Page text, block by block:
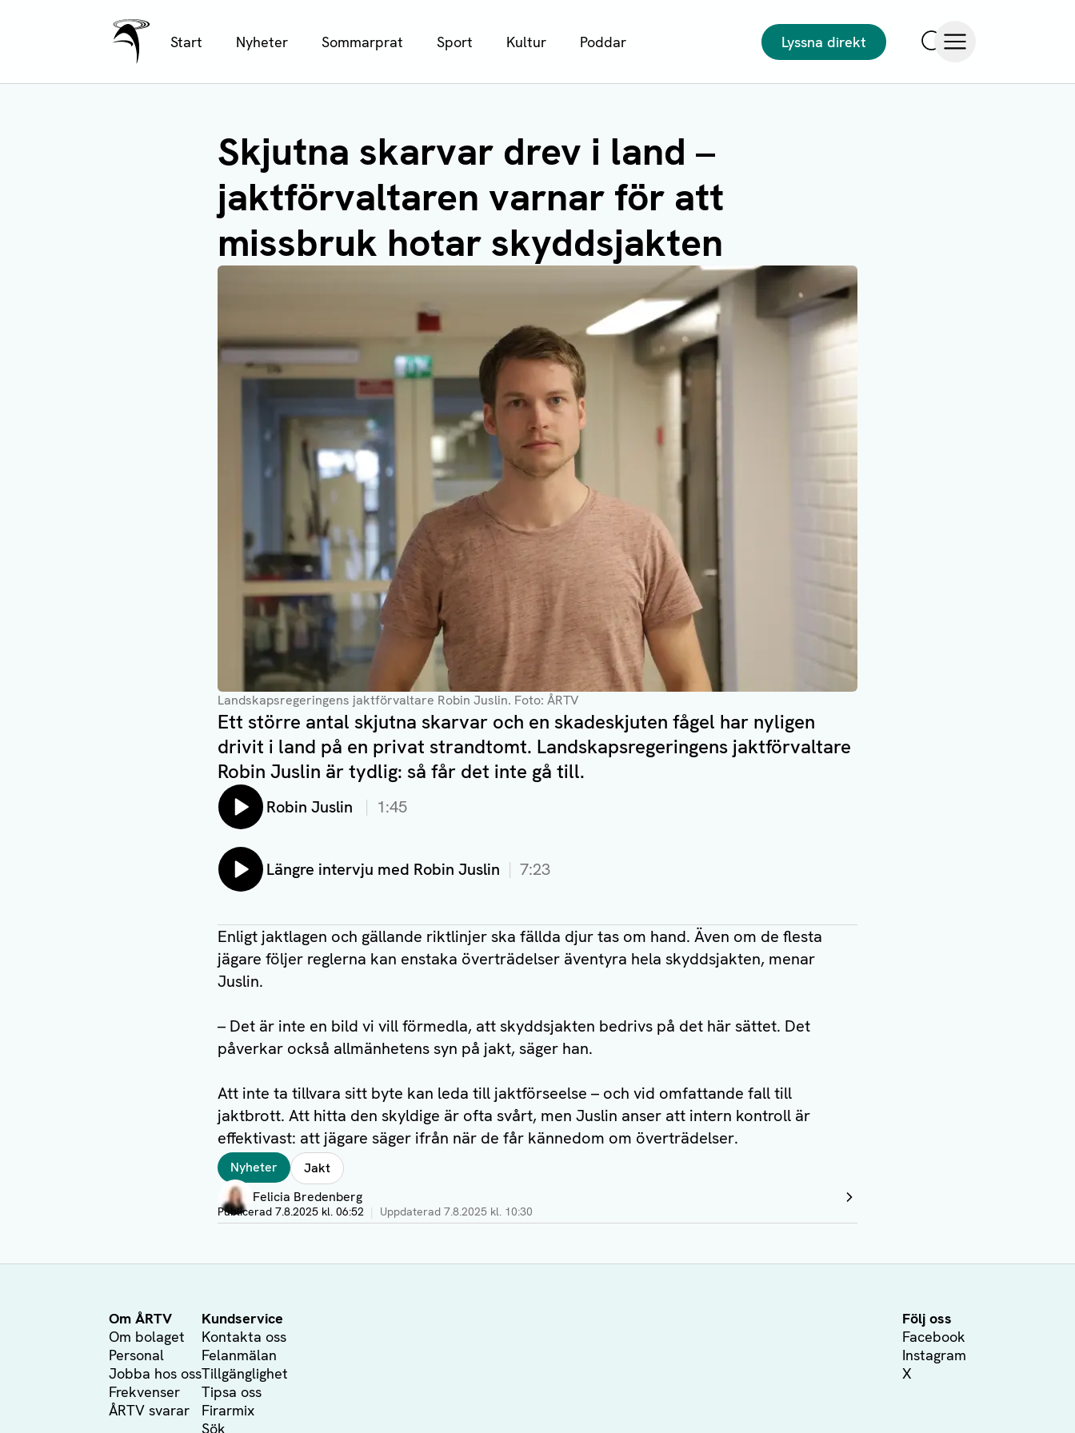
Ålands Radio & TV
Start Nyheter Sommarprat Sport Kultur Poddar
Lyssna direkt
Skjutna skarvar drev i land –
jaktförvaltaren varnar för att
missbruk hotar skyddsjakten
Landskapsregeringens jaktförvaltare Robin Juslin. Foto: ÅRTV
Ett större antal skjutna skarvar och en skadeskjuten fågel har nyligen
drivit i land på en privat strandtomt. Landskapsregeringens jaktförvaltare
Robin Juslin är tydlig: så får det inte gå till.
Lyssna på:
Robin Juslin 1:45
Lyssna på:
Längre intervju med Robin Juslin 7:23
Enligt jaktlagen och gällande riktlinjer ska fällda djur tas om hand. Även om de flesta
jägare följer reglerna kan enstaka överträdelser äventyra hela skyddsjakten, menar
Juslin.
– Det är inte en bild vi vill förmedla, att skyddsjakten bedrivs på det här sättet. Det
påverkar också allmänhetens syn på jakt, säger han.
Att inte ta tillvara sitt byte kan leda till jaktförseelse – och vid omfattande fall till
jaktbrott. Att hitta den skyldige är ofta svårt, men Juslin anser att intern kontroll är
effektivast: att jägare säger ifrån när de får kännedom om överträdelser.
TaggarNyheter Jakt
Författare
Felicia Bredenberg
Visa profil
Publicerad 7.8.2025 kl. 06:52 Uppdaterad 7.8.2025 kl. 10:30
Om ÅRTV
Om bolaget
Personal
Jobba hos oss
Frekvenser
ÅRTV svarar
Kundservice
Kontakta oss
Felanmälan
Tillgänglighet
Tipsa oss
Firarmix
Sök
Följ oss
Facebook
Instagram
X